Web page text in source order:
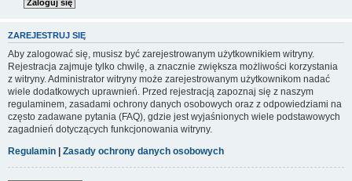
ZAREJESTRUJ SIĘ
Aby zalogować się, musisz być zarejestrowanym użytkownikiem witryny.
Rejestracja zajmuje tylko chwilę, a znacznie zwiększa możliwości korzystania
z witryny. Administrator witryny może zarejestrowanym użytkownikom nadać
wiele dodatkowych uprawnień. Przed rejestracją zapoznaj się z naszym
regulaminem, zasadami ochrony danych osobowych oraz z odpowiedziami na
często zadawane pytania (FAQ), gdzie jest wyjaśnionych wiele podstawowych
zagadnień dotyczących funkcjonowania witryny.
Regulamin | Zasady ochrony danych osobowych